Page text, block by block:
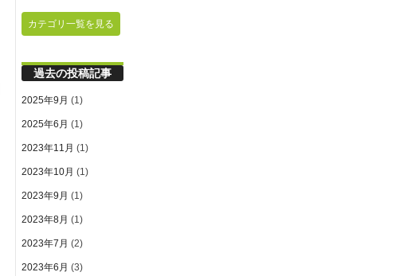
カテゴリ一覧を見る
過去の投稿記事
2025年9月 (1)
2025年6月 (1)
2023年11月 (1)
2023年10月 (1)
2023年9月 (1)
2023年8月 (1)
2023年7月 (2)
2023年6月 (3)